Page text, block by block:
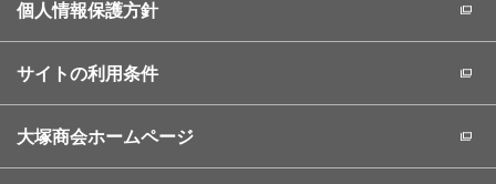
個人情報保護方針
サイトの利用条件
大塚商会ホームページ